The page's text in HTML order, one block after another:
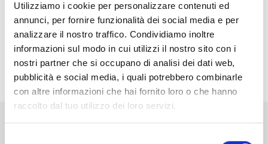
Utilizziamo i cookie per personalizzare contenuti ed
annunci, per fornire funzionalità dei social media e per
analizzare il nostro traffico. Condividiamo inoltre
informazioni sul modo in cui utilizzi il nostro sito con i
nostri partner che si occupano di analisi dei dati web,
pubblicità e social media, i quali potrebbero combinarle
con altre informazioni che hai fornito loro o che hanno
raccolto dal tuo utilizzo dei loro servizi.
Condividi
Altri eventi in programma a